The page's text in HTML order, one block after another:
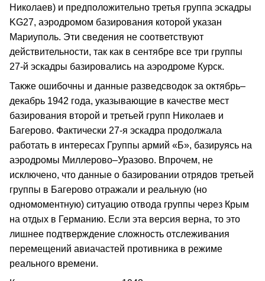
Николаев) и предположительно третья группа эскадры
KG27, аэродромом базирования которой указан
Мариуполь. Эти сведения не соответствуют
действительности, так как в сентябре все три группы
27-й эскадры базировались на аэродроме Курск.
Также ошибочны и данные разведсводок за октябрь–
декабрь 1942 года, указывающие в качестве мест
базирования второй и третьей групп Николаев и
Багерово. Фактически 27-я эскадра продолжала
работать в интересах Группы армий «Б», базируясь на
аэродромы Миллерово–Уразово. Впрочем, не
исключено, что данные о базировании отрядов третьей
группы в Багерово отражали и реальную (но
одномоментную) ситуацию отвода группы через Крым
на отдых в Германию. Если эта версия верна, то это
лишнее подтверждение сложность отслеживания
перемещений авиачастей противника в режиме
реального времени.